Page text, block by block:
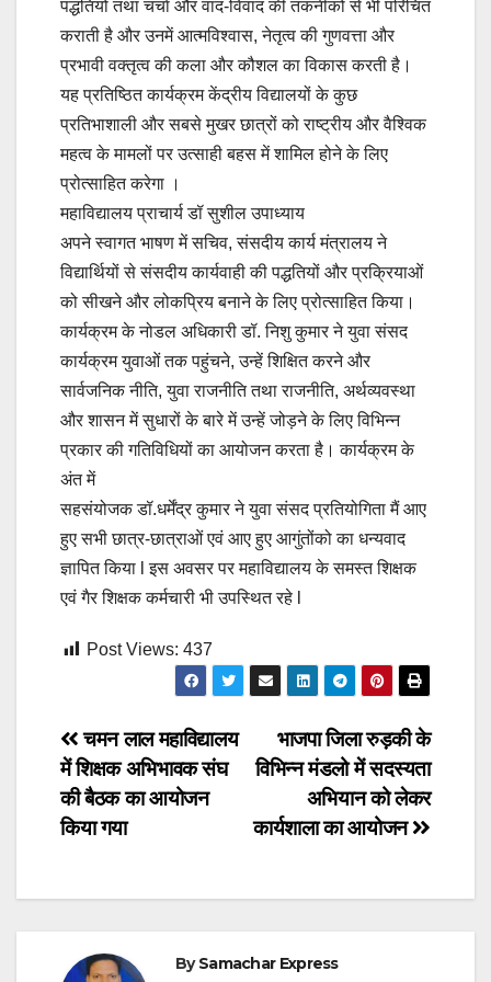
पद्धतियों तथा चर्चा और वाद-विवाद की तकनीकों से भी परिचित
कराती है और उनमें आत्मविश्वास, नेतृत्व की गुणवत्ता और
प्रभावी वक्तृत्व की कला और कौशल का विकास करती है।
यह प्रतिष्ठित कार्यक्रम केंद्रीय विद्यालयों के कुछ
प्रतिभाशाली और सबसे मुखर छात्रों को राष्ट्रीय और वैश्विक
महत्व के मामलों पर उत्साही बहस में शामिल होने के लिए
प्रोत्साहित करेगा ।
महाविद्यालय प्राचार्य डॉ सुशील उपाध्याय
अपने स्वागत भाषण में सचिव, संसदीय कार्य मंत्रालय ने
विद्यार्थियों से संसदीय कार्यवाही की पद्धतियों और प्रक्रियाओं
को सीखने और लोकप्रिय बनाने के लिए प्रोत्साहित किया।
कार्यक्रम के नोडल अधिकारी डॉ. निशु कुमार ने युवा संसद
कार्यक्रम युवाओं तक पहुंचने, उन्हें शिक्षित करने और
सार्वजनिक नीति, युवा राजनीति तथा राजनीति, अर्थव्यवस्था
और शासन में सुधारों के बारे में उन्हें जोड़ने के लिए विभिन्न
प्रकार की गतिविधियों का आयोजन करता है। कार्यक्रम के
अंत में
सहसंयोजक डॉ.धर्मेंद्र कुमार ने युवा संसद प्रतियोगिता मैं आए
हुए सभी छात्र-छात्राओं एवं आए हुए आगुंतोंको का धन्यवाद
ज्ञापित किया l इस अवसर पर महाविद्यालय के समस्त शिक्षक
एवं गैर शिक्षक कर्मचारी भी उपस्थित रहे l
Post Views: 437
Post
navigation
भाजपा जिला रुड़की के
विभिन्न मंडलो में सदस्यता
अभियान को लेकर
कार्यशाला का आयोजन
चमन लाल महाविद्यालय
में शिक्षक अभिभावक संघ
की बैठक का आयोजन
किया गया
BySamachar Express